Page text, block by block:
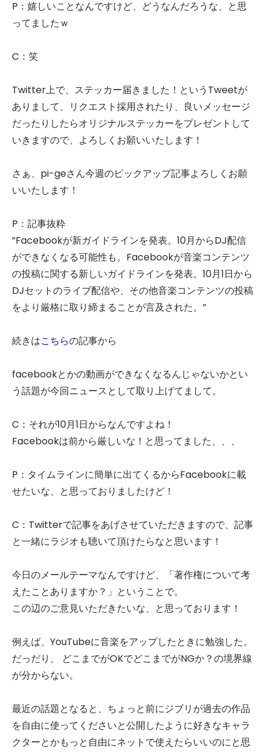
P：嬉しいことなんですけど、どうなんだろうな、と思
ってましたｗ
C：笑
Twitter上で、ステッカー届きました！というTweetが
ありまして、リクエスト採用されたり、良いメッセージ
だったりしたらオリジナルステッカーをプレゼントして
いきますので、よろしくお願いいたします！
さぁ、pi-geさん今週のピックアップ記事よろしくお願
いいたします！
P：記事抜粋
”Facebookが新ガイドラインを発表。10月からDJ配信
ができなくなる可能性も。Facebookが音楽コンテンツ
の投稿に関する新しいガイドラインを発表。10月1日から
DJセットのライブ配信や、その他音楽コンテンツの投稿
をより厳格に取り締まることが言及された。”
続きはこちらの記事から
facebookとかの動画ができなくなるんじゃないかとい
う話題が今回ニュースとして取り上げてまして。
C：それが10月1日からなんですよね！
Facebookは前から厳しいな！と思ってました、、、
P：タイムラインに簡単に出てくるからFacebookに載
せたいな、と思っておりましたけど！
C：Twitterで記事をあげさせていただきますので、記事
と一緒にラジオも聴いて頂けたらなと思います！
今日のメールテーマなんですけど、「著作権について考
えたことありますか？」ということで。
この辺のご意見いただきたいな、と思っております！
例えば、YouTubeに音楽をアップしたときに勉強した。
だっだり、 どこまでがOKでどこまでがNGか？の境界線
が分からない。
最近の話題となると、ちょっと前にジブリが過去の作品
を自由に使ってくださいと公開したように好きなキャラ
クターとかもっと自由にネットで使えたらいいのにと思